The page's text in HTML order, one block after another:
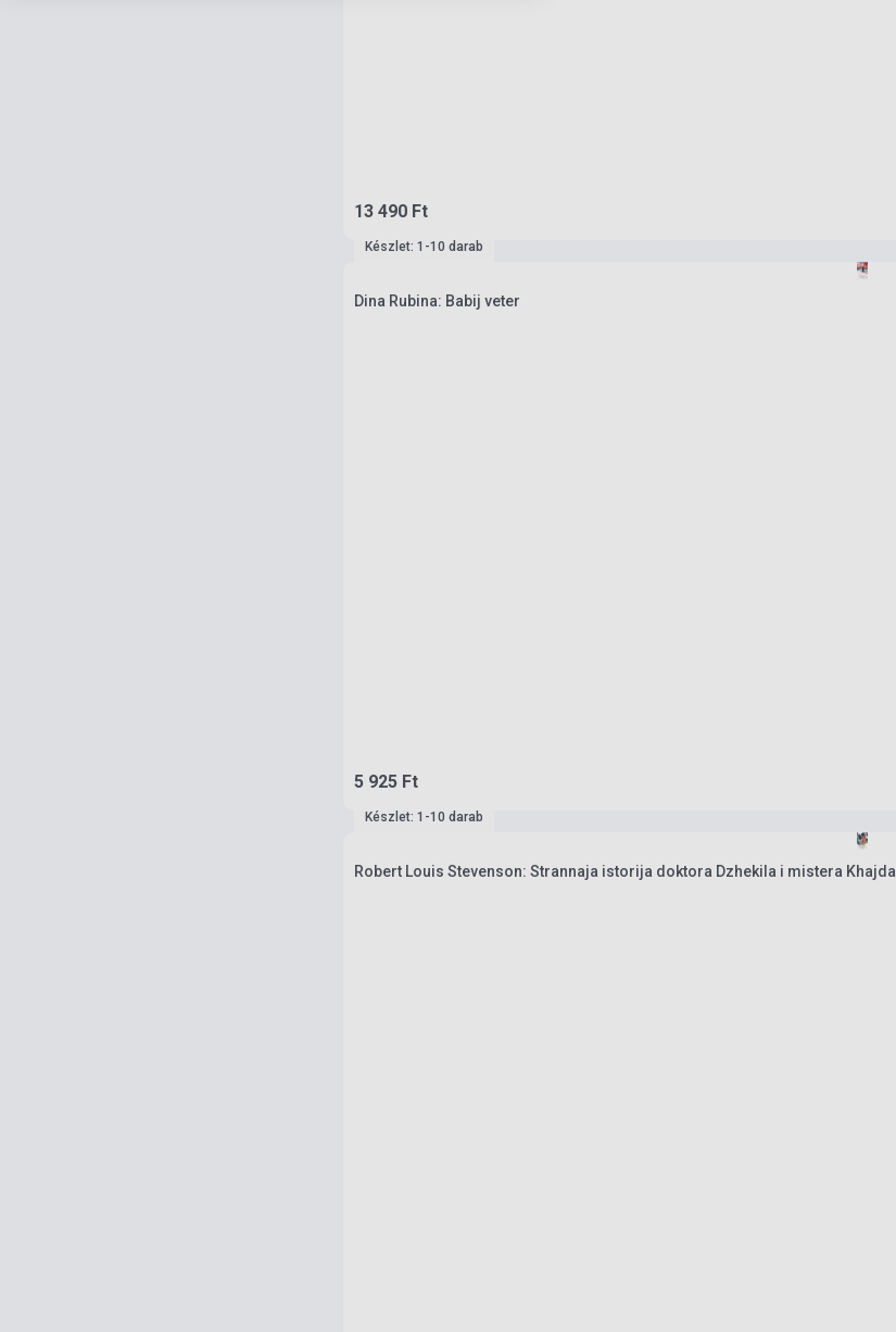
13 490 Ft
Készlet: 1-10 darab
Dina Rubina: Babij veter
5 925 Ft
Készlet: 1-10 darab
Robert Louis Stevenson: Strannaja istorija doktora Dzhekila i mistera Khajda